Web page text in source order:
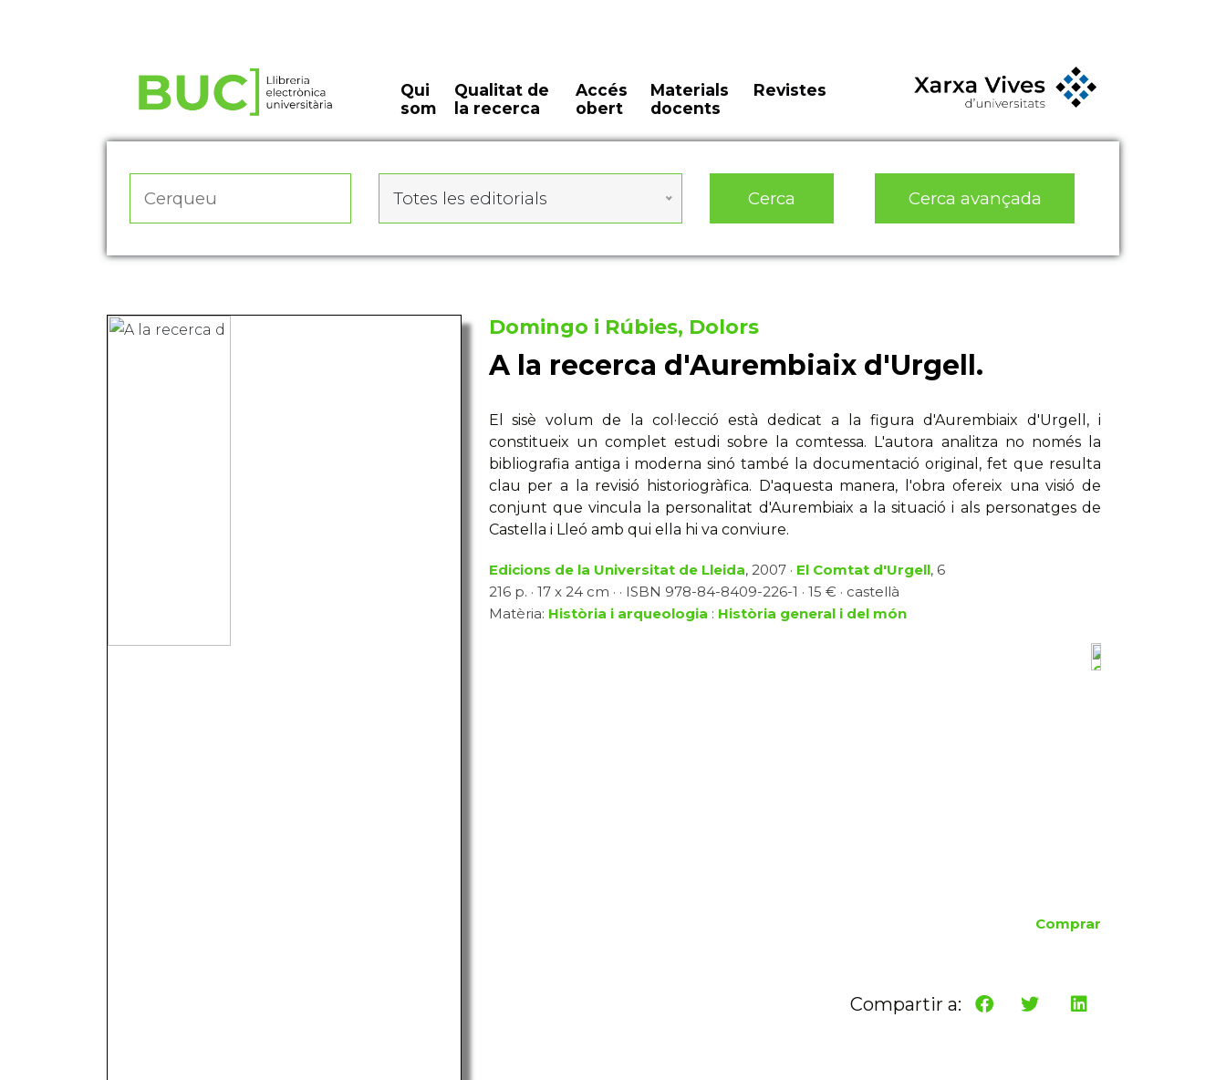
Qui
som
Qualitat de
la recerca
Accés
obert
Materials
docents
Revistes
Totes les editorials Cerca Cerca avançada
Domingo i Rúbies, Dolors
A la recerca d'Aurembiaix d'Urgell.
El sisè volum de la col·lecció està dedicat a la figura d'Aurembiaix d'Urgell, i
constitueix un complet estudi sobre la comtessa. L'autora analitza no només la
bibliografia antiga i moderna sinó també la documentació original, fet que resulta
clau per a la revisió historiogràfica. D'aquesta manera, l'obra ofereix una visió de
conjunt que vincula la personalitat d'Aurembiaix a la situació i als personatges de
Castella i Lleó amb qui ella hi va conviure.
Edicions de la Universitat de Lleida, 2007 · El Comtat d'Urgell, 6
216 p. · 17 x 24 cm · · ISBN 978-84-8409-226-1 · 15 € · castellà
Matèria: Història i arqueologia : Història general i del món
Comprar
Compartir a: